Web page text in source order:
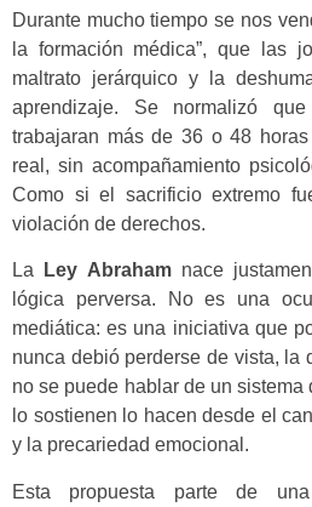
Durante mucho tiempo se nos
la formación médica”, que las
maltrato jerárquico y la
aprendizaje. Se normalizó
trabajaran más de 36 o 48
real, sin acompañamiento
Como si el sacrificio extremo
violación de derechos.
La Ley Abrahamnace
lógica perversa. No es una
mediática: es una iniciativa que
nunca debió perderse de vista, la
no se puede hablar de un
lo sostienen lo hacen desde el
y la precariedad emocional.
Esta propuesta parte de